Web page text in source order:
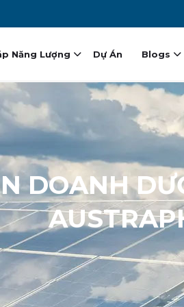
Năng Lượng Dự Án Blogs
DOANH